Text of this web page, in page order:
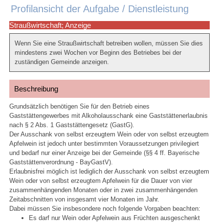
Profilansicht der Aufgabe / Dienstleistung
Straußwirtschaft; Anzeige
Wenn Sie eine Straußwirtschaft betreiben wollen, müssen Sie dies
mindestens zwei Wochen vor Beginn des Betriebes bei der
zuständigen Gemeinde anzeigen.
Beschreibung
Grundsätzlich benötigen Sie für den Betrieb eines
Gaststättengewerbes mit Alkoholausschank eine Gaststättenerlaubnis
nach § 2 Abs. 1 Gaststättengesetz (GastG).
Der Ausschank von selbst erzeugtem Wein oder von selbst erzeugtem
Apfelwein ist jedoch unter bestimmten Voraussetzungen privilegiert
und bedarf nur einer Anzeige bei der Gemeinde (§§ 4 ff. Bayerische
Gaststättenverordnung - BayGastV).
Erlaubnisfrei möglich ist lediglich der Ausschank von selbst erzeugtem
Wein oder von selbst erzeugtem Apfelwein für die Dauer von vier
zusammenhängenden Monaten oder in zwei zusammenhängenden
Zeitabschnitten von insgesamt vier Monaten im Jahr.
Dabei müssen Sie insbesondere noch folgende Vorgaben beachten:
Es darf nur Wein oder Apfelwein aus Früchten ausgeschenkt